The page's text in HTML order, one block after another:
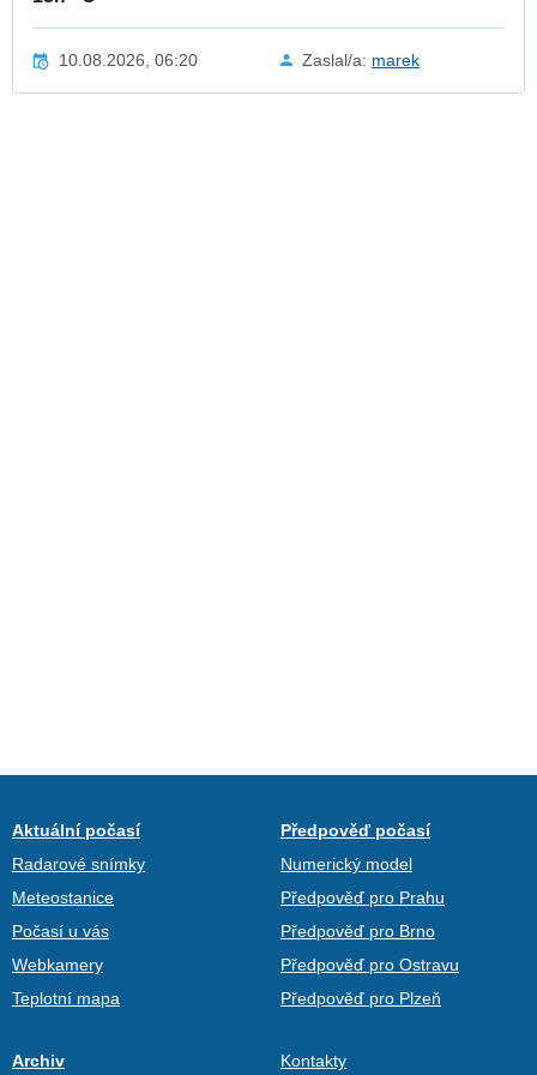
10.08.2026, 06:20 Zaslal/a: marek
Aktuální počasí
Radarové snímky
Meteostanice
Počasí u vás
Webkamery
Teplotní mapa
Předpověď počasí
Numerický model
Předpověď pro Prahu
Předpověď pro Brno
Předpověď pro Ostravu
Předpověď pro Plzeň
Archiv Kontakty